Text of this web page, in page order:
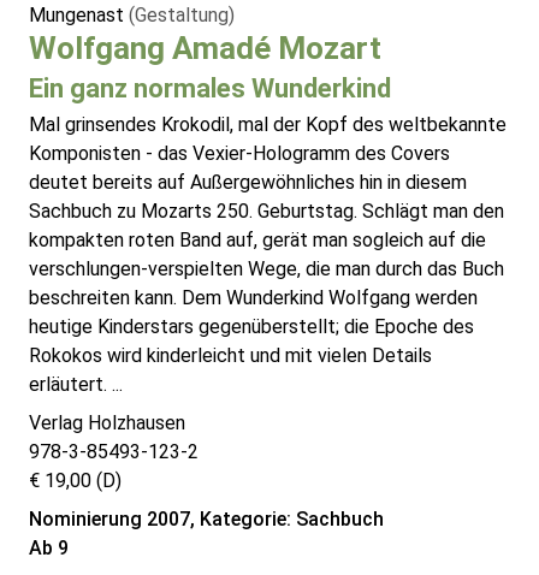
Mungenast (Gestaltung)
Wolfgang Amadé Mozart
Ein ganz normales Wunderkind
Mal grinsendes Krokodil, mal der Kopf des weltbekannte
Komponisten - das Vexier-Hologramm des Covers
deutet bereits auf Außergewöhnliches hin in diesem
Sachbuch zu Mozarts 250. Geburtstag. Schlägt man den
kompakten roten Band auf, gerät man sogleich auf die
verschlungen-verspielten Wege, die man durch das Buch
beschreiten kann. Dem Wunderkind Wolfgang werden
heutige Kinderstars gegenüberstellt; die Epoche des
Rokokos wird kinderleicht und mit vielen Details
erläutert. ...
Verlag Holzhausen
978-3-85493-123-2
€ 19,00 (D)
Nominierung 2007, Kategorie: Sachbuch
Ab 9